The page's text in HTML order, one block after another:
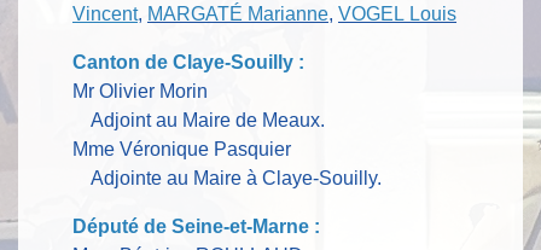
Vincent, MARGATÉ Marianne, VOGEL Louis
Canton de Claye-Souilly :
Mr Olivier Morin
Adjoint au Maire de Meaux.
Mme Véronique Pasquier
Adjointe au Maire à Claye-Souilly.
Député de Seine-et-Marne :